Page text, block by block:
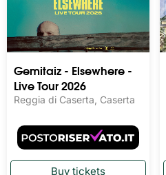
Gemitaiz - Elsewhere -
Live Tour 2026
Reggia di Caserta, Caserta